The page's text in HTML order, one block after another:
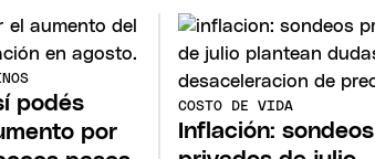
podés
por
COSTO DE VIDA
Inflación: sondeos